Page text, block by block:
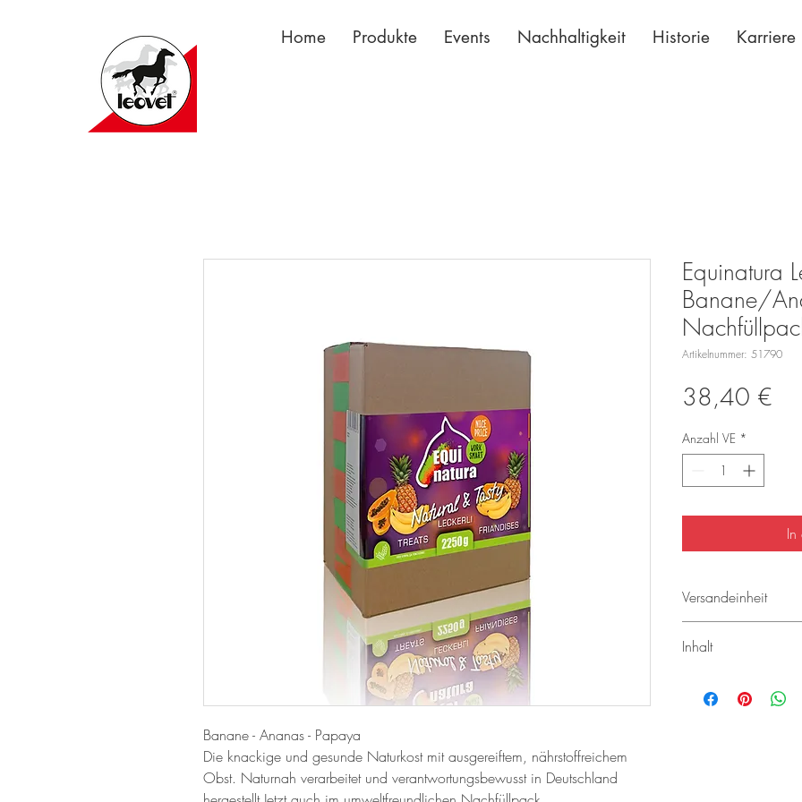
Home Produkte Events Nachhaltigkeit Historie Karriere
Banane - Ananas - Papaya
Die knackige und gesunde Naturkost mit ausgereiftem, nährstoffreichem
Obst. Naturnah verarbeitet und verant­wortungsbewusst in Deutschland
Equinatura
Banane/
Artikelnummer: 51790
38,40 €
Versandeinheit
Inhalt